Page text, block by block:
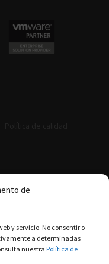
de
y servicio. No consentir o
a determinadas
nuestra Política de